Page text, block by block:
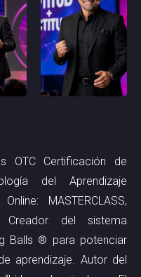
OTC Certificación de
del Aprendizaje
MASTERCLASS,
Creador del sistema
Balls ® para potenciar
aprendizaje. Autor del